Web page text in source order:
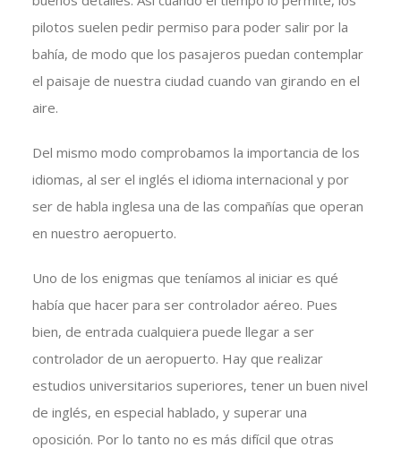
pilotos suelen pedir permiso para poder salir por la
bahía, de modo que los pasajeros puedan contemplar
el paisaje de nuestra ciudad cuando van girando en el
aire.
Del mismo modo comprobamos la importancia de los
idiomas, al ser el inglés el idioma internacional y por
ser de habla inglesa una de las compañías que operan
en nuestro aeropuerto.
Uno de los enigmas que teníamos al iniciar es qué
había que hacer para ser controlador aéreo. Pues
bien, de entrada cualquiera puede llegar a ser
controlador de un aeropuerto. Hay que realizar
estudios universitarios superiores, tener un buen nivel
de inglés, en especial hablado, y superar una
oposición. Por lo tanto no es más difícil que otras